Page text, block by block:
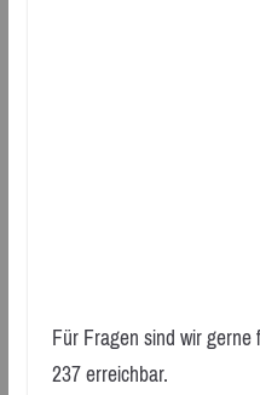
Für Fragen sind wir
237 erreichbar.